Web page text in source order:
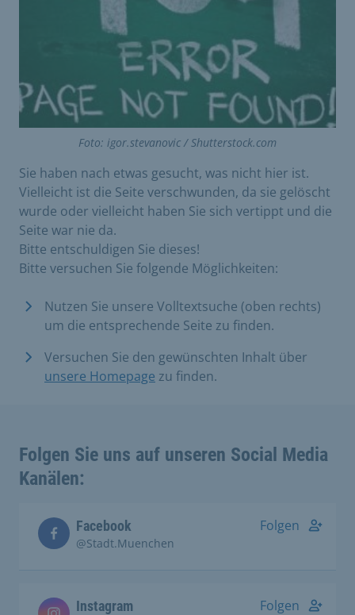
Foto: igor.stevanovic / Shutterstock.com
Sie haben nach etwas gesucht, was nicht hier ist.
Vielleicht ist die Seite verschwunden, da sie gelöscht
wurde oder vielleicht haben Sie sich vertippt und die
Seite war nie da.
Bitte entschuldigen Sie dieses!
Bitte versuchen Sie folgende Möglichkeiten:
Nutzen Sie unsere Volltextsuche (oben rechts)
um die entsprechende Seite zu finden.
Versuchen Sie den gewünschten Inhalt über
unsere Homepage zu finden.
Folgen Sie uns auf unseren Social Media
Kanälen:
Facebook
@Stadt.Muenchen
Folgen
Instagram Folgen